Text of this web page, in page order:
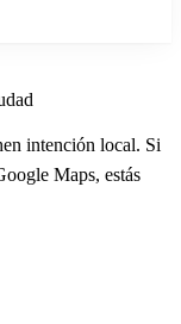
intención local. Si
Maps, estás